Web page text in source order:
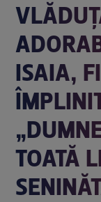
ISAIA,
TOATĂ